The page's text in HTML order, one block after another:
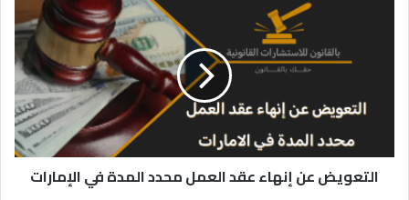
الإمارات
التعويض عن إنهاء عقد العمل محدد المدة في الإمارات